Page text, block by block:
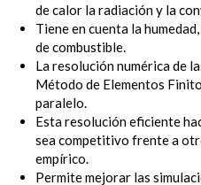
de calor la radiación y la
Tiene en cuenta la
de combustible.
La resolución numérica de
Método de Elementos
paralelo.
Esta resolución eficiente
sea competitivo frente a
empírico.
Permite mejorar las